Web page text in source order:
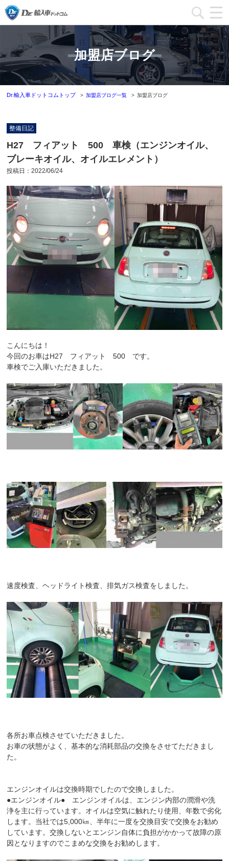
加盟店一覧
加盟店ブログ一覧
インフォメーション
加盟店募集
本部問い合わせ
加盟店ブログ
Dr.輸入車ドットコムトップ 加盟店ブログ一覧 加盟店ブログ
整備日記
H27 フィアット 500 車検（エンジンオイル、
ブレーキオイル、オイルエレメント）
投稿日：2022/06/24
こんにちは！
今回のお車はH27 フィアット 500 です。
車検でご入庫いただきました。
速度検査、ヘッドライト検査、排気ガス検査をしました。
各所お車点検させていただきました。
お車の状態がよく、基本的な消耗部品の交換をさせてただきまし
た。
エンジンオイルは交換時期でしたので交換しました。
●エンジンオイル● エンジンオイルは、エンジン内部の潤滑や洗
浄を主に行っています。オイルは空気に触れたり使用、年数で劣化
します。当社では5,000㎞、半年に一度を交換目安で交換をお勧め
しています。交換しないとエンジン自体に負担がかかって故障の原
因となりますのでこまめな交換をお勧めします。